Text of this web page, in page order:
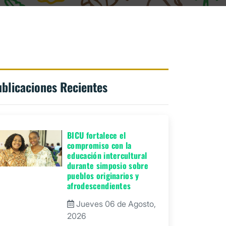
Recientes
BICU fortalece el
compromiso con la
educación intercultural
durante simposio sobre
pueblos originarios y
afrodescendientes
Jueves 06 de Agosto,
2026